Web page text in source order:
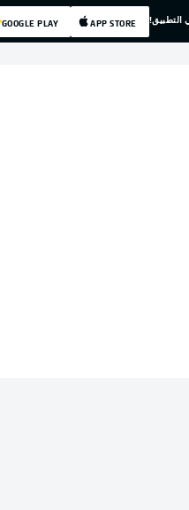
التطبيق! APP STORE
GOOGLE PLAY